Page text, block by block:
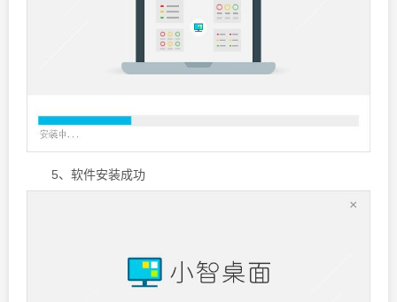
5、软件安装成功